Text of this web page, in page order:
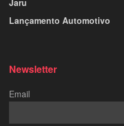
Lançamento Automotivo
Newsletter
Email